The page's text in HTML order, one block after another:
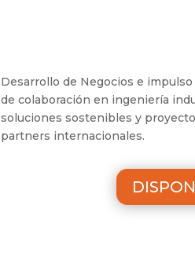
Desarrollo de Negocios e
de colaboración en ingeniería
soluciones sostenibles y
partners internacionales.